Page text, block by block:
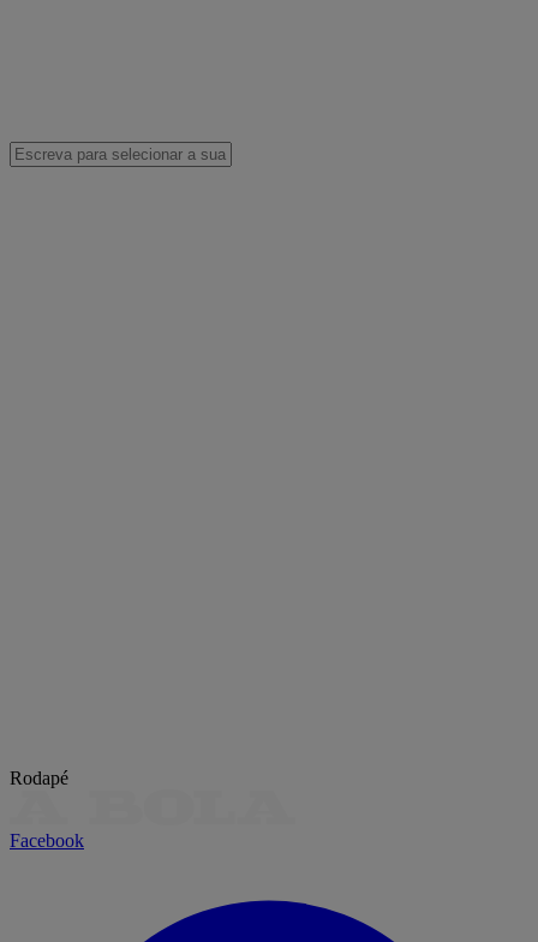
Rodapé
Facebook